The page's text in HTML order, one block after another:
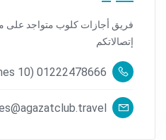
فريق أجازات كلوب متواجد على
إتصالاتكم
01222478666 (10 lines)